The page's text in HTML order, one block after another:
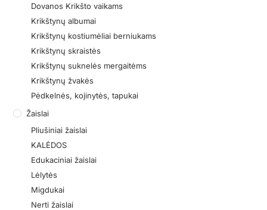
Dovanos Krikšto vaikams
Krikštynų albumai
Krikštynų kostiumėliai berniukams
Krikštynų skraistės
Krikštynų suknelės mergaitėms
Krikštynų žvakės
Pėdkelnės, kojinytės, tapukai
Žaislai
Pliušiniai žaislai
KALĖDOS
Edukaciniai žaislai
Lėlytės
Migdukai
Nerti žaislai